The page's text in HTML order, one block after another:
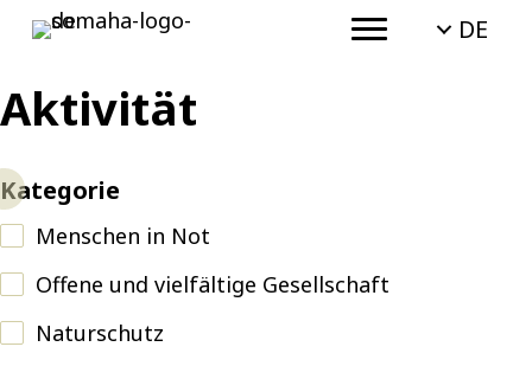
DE
Aktivität
Kategorie
Menschen in Not
Naturschutz
Offene und vielfältige Gesellschaft